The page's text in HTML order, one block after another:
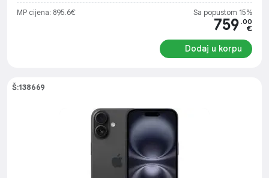
MP cijena: 895.6€ Sa popustom 15%
759 .00
€
Dodaj u korpu
Š:138669